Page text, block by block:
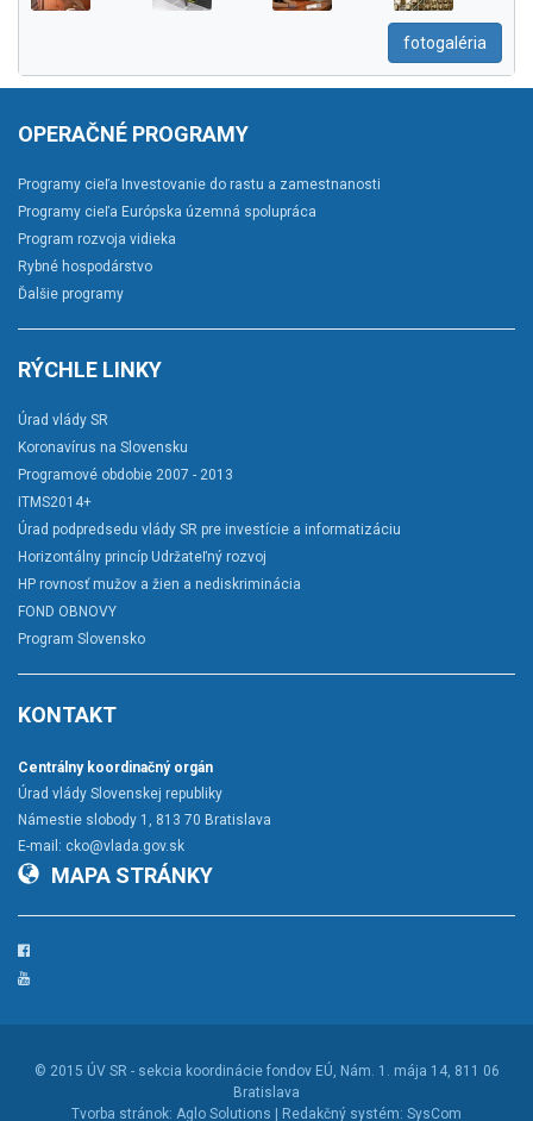
fotogaléria
OPERAČNÉ PROGRAMY
Programy cieľa Investovanie do rastu a zamestnanosti
Programy cieľa Európska územná spolupráca
Program rozvoja vidieka
Rybné hospodárstvo
Ďalšie programy
RÝCHLE LINKY
Úrad vlády SR
Koronavírus na Slovensku
Programové obdobie 2007 - 2013
ITMS2014+
Úrad podpredsedu vlády SR pre investície a informatizáciu
Horizontálny princíp Udržateľný rozvoj
HP rovnosť mužov a žien a nediskriminácia
FOND OBNOVY
Program Slovensko
KONTAKT
Centrálny koordinačný orgán
Úrad vlády Slovenskej republiky
Námestie slobody 1, 813 70 Bratislava
E-mail: cko@vlada.gov.sk
MAPA STRÁNKY
Facebook
YouTube
© 2015 ÚV SR - sekcia koordinácie fondov EÚ, Nám. 1. mája 14, 811 06
Bratislava
Tvorba stránok: Aglo Solutions | Redakčný systém: SysCom